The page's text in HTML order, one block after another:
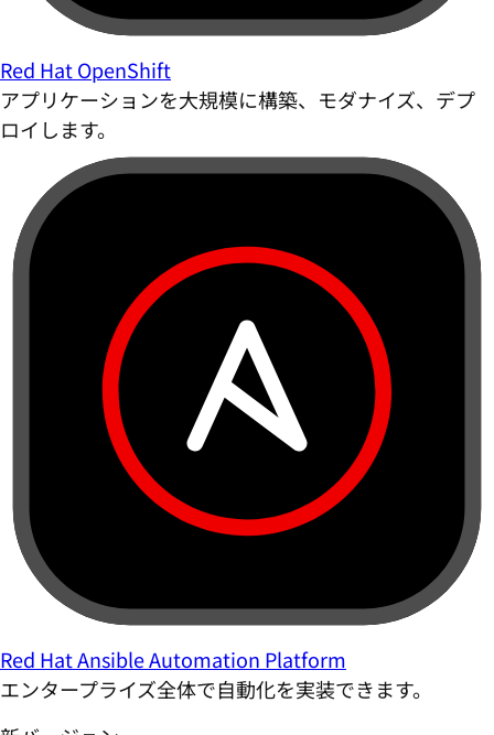
Red Hat OpenShift
アプリケーションを大規模に構築、モダナイズ、デプ
ロイします。
Red Hat Ansible Automation Platform
エンタープライズ全体で自動化を実装できます。